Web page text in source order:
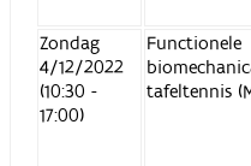
Zondag
4/12/2022
(10:30 -
17:00)
Functionele
tafeltennis